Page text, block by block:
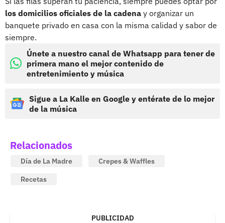
los domicilios oficiales de la cadena y organizar un
banquete privado en casa con la misma calidad y sabor de
siempre.
Únete a nuestro canal de Whatsapp para tener de
primera mano el mejor contenido de
entretenimiento y música
Sigue a La Kalle en Google y entérate de lo mejor
de la música
Relacionados
Día de La Madre
Crepes & Waffles
Recetas
PUBLICIDAD